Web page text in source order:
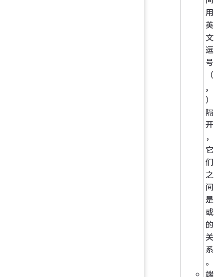
用
英
文
逗
号
（
,
）
隔
开
，
它
们
之
间
是
或
的
关
系
。
端